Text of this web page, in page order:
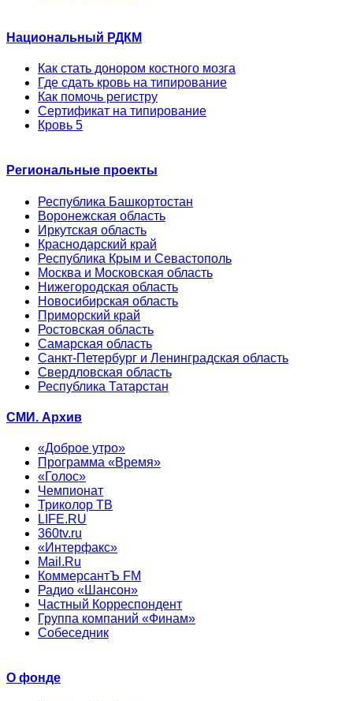
Национальный РДКМ
Как стать донором костного мозга
Где сдать кровь на типирование
Как помочь регистру
Сертификат на типирование
Кровь 5
Региональные проекты
Республика Башкортостан
Воронежская область
Иркутская область
Краснодарский край
Республика Крым и Севастополь
Москва и Московская область
Нижегородская область
Новосибирская область
Приморский край
Ростовская область
Самарская область
Санкт-Петербург и Ленинградская область
Свердловская область
Республика Татарстан
СМИ. Архив
«Доброе утро»
Программа «Время»
«Голос»
Чемпионат
Триколор ТВ
LIFE.RU
360tv.ru
«Интерфакс»
Mail.Ru
КоммерсантЪ FM
Радио «Шансон»
Частный Корреспондент
Группа компаний «Финам»
Собеседник
О фонде